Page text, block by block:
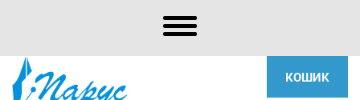
КОШИК